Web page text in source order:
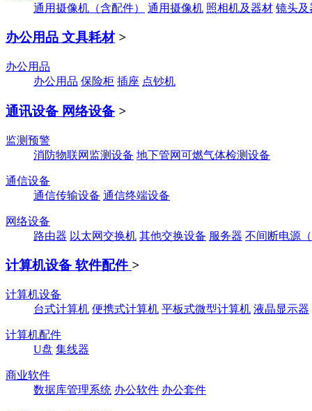
通用摄像机（含配件）
通用摄像机 照相机及器材 镜头及
办公用品 文具耗材 >
办公用品
办公用品 保险柜 插座 点钞机
通讯设备 网络设备 >
监测预警
消防物联网监测设备 地下管网可燃气体检测设备
通信设备
通信传输设备 通信终端设备
网络设备
路由器 以太网交换机 其他交换设备 服务器 不间断电源
计算机设备 软件配件 >
计算机设备
台式计算机 便携式计算机 平板式微型计算机 液晶显示器
计算机配件
U盘 集线器
商业软件
数据库管理系统 办公软件 办公套件